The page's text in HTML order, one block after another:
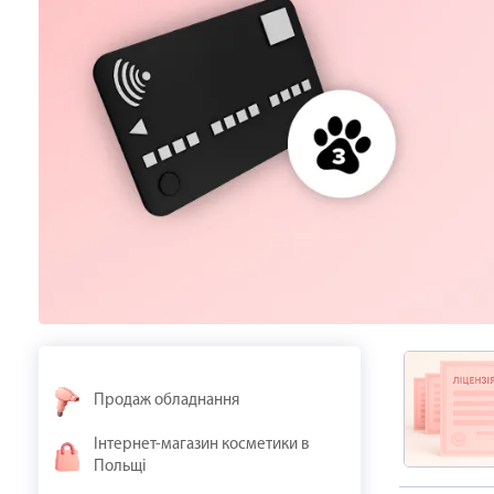
Продаж обладнання
Інтернет-магазин косметики в
Польщі